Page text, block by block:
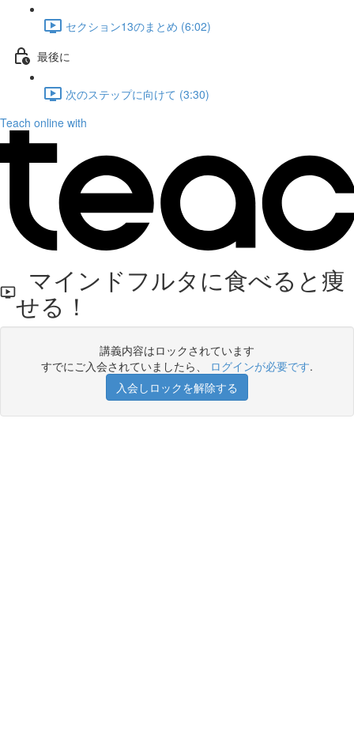
セクション13のまとめ (6:02)
最後に
次のステップに向けて (3:30)
Teach online with
マインドフルタに食べると痩
せる！
講義内容はロックされています
すでにご入会されていましたら、 ログインが必要です.
入会しロックを解除する